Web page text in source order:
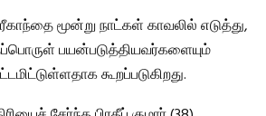
மூன்று நாட்கள் காவலில் எடுத்து,
பயன்படுத்தியவர்களையும்
கூறப்படுகிறது.